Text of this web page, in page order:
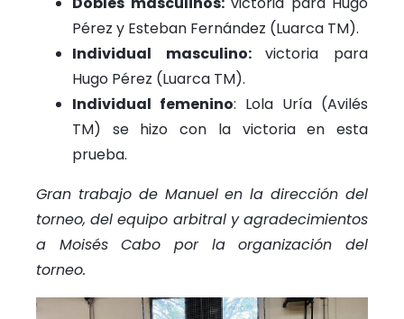
Pérez y Esteban Fernández (Luarca TM).
Individual masculino:victoria para
Hugo Pérez (Luarca TM).
Individual femenino: Lola Uría (Avilés
TM) se hizo con la victoria en esta
prueba.
Gran trabajo de Manuel en la dirección del
torneo, del equipo arbitral y agradecimientos
a Moisés Cabo por la organización del
torneo.